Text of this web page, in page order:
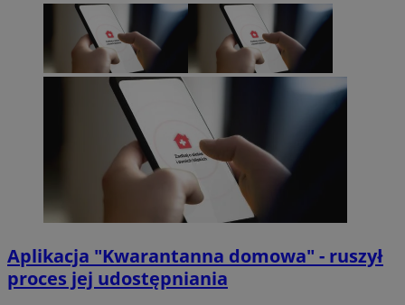
Aplikacja "Kwarantanna domowa" - ruszył
proces jej udostępniania